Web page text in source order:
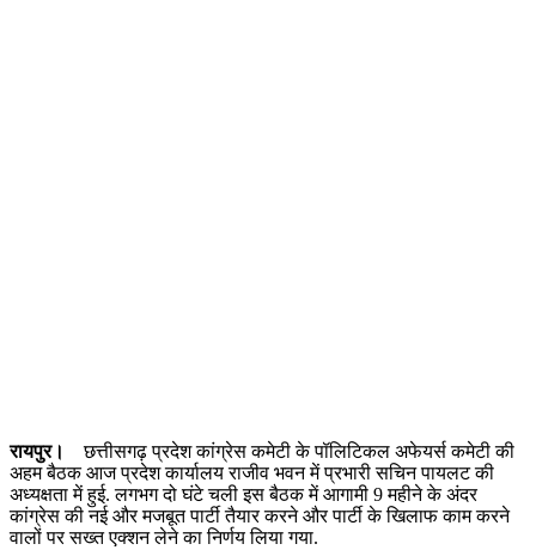
रायपुर।छत्तीसगढ़ प्रदेश कांग्रेस कमेटी के पॉलिटिकल अफेयर्स कमेटी की
अहम बैठक आज प्रदेश कार्यालय राजीव भवन में प्रभारी सचिन पायलट की
अध्यक्षता में हुई. लगभग दो घंटे चली इस बैठक में आगामी 9 महीने के अंदर
कांग्रेस की नई और मजबूत पार्टी तैयार करने और पार्टी के खिलाफ काम करने
वालों पर सख्त एक्शन लेने का निर्णय लिया गया.